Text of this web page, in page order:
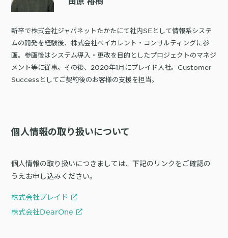
新卒で株式会社ジャパネットたかたにて社内SEとして情報系システ
ムの開発を経験後、株式会社ベイカレント・コンサルティングに参
画。参画後はシステム導入・更改を目的としたプロジェクトのマネジ
メント等に従事。その後、2020年1月にプレイド入社。Customer
Successとしてご契約後のお客様の支援を担当。
個人情報の取り扱いについて
個人情報の取り扱いにつきましては、下記のリンクをご確認の
うえお申し込みください。
株式会社プレイド
株式会社DearOne